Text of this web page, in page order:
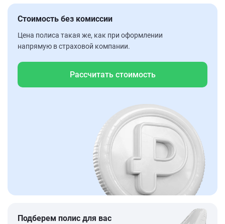
Стоимость без комиссии
Цена полиса такая же, как при оформлении
напрямую в страховой компании.
Рассчитать стоимость
Подберем полис для вас